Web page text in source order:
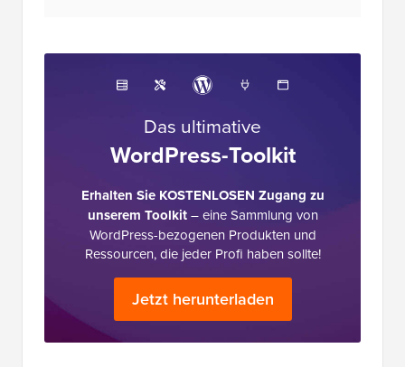
Das ultimative
Erhalten Sie KOSTENLOSEN Zugang zu
unserem Toolkit– eine Sammlung von
WordPress-bezogenen Produkten und
Ressourcen, die jeder Profi haben sollte!
Jetzt herunterladen